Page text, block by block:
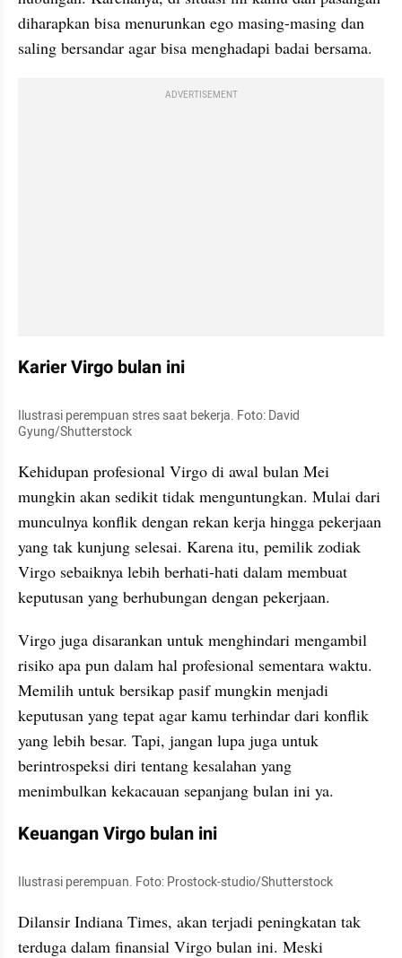
diharapkan bisa menurunkan ego masing-masing dan
saling bersandar agar bisa menghadapi badai bersama.
ADVERTISEMENT
Karier Virgo bulan ini
Ilustrasi perempuan stres saat bekerja. Foto: David
Gyung/Shutterstock
Kehidupan profesional Virgo di awal bulan Mei
mungkin akan sedikit tidak menguntungkan. Mulai dari
munculnya konflik dengan rekan kerja hingga pekerjaan
yang tak kunjung selesai. Karena itu, pemilik zodiak
Virgo sebaiknya lebih berhati-hati dalam membuat
keputusan yang berhubungan dengan pekerjaan.
Virgo juga disarankan untuk menghindari mengambil
risiko apa pun dalam hal profesional sementara waktu.
Memilih untuk bersikap pasif mungkin menjadi
keputusan yang tepat agar kamu terhindar dari konflik
yang lebih besar. Tapi, jangan lupa juga untuk
berintrospeksi diri tentang kesalahan yang
menimbulkan kekacauan sepanjang bulan ini ya.
Keuangan Virgo bulan ini
Ilustrasi perempuan. Foto: Prostock-studio/Shutterstock
Dilansir Indiana Times, akan terjadi peningkatan tak
terduga dalam finansial Virgo bulan ini. Meski